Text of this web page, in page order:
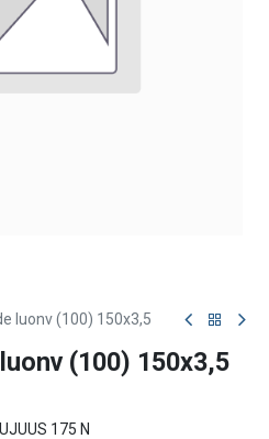
luonv (100) 150x3,5
(100) 150x3,5
175 N